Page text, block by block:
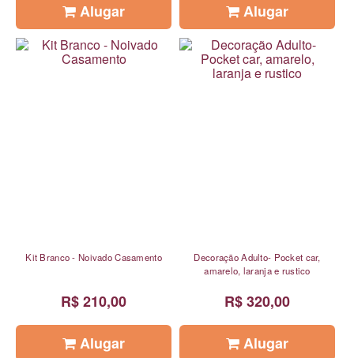
Alugar Alugar
Kit Branco - Noivado Casamento
R$ 210,00
Alugar
Decoração Adulto- Pocket car,
amarelo, laranja e rustico
R$ 320,00
Alugar